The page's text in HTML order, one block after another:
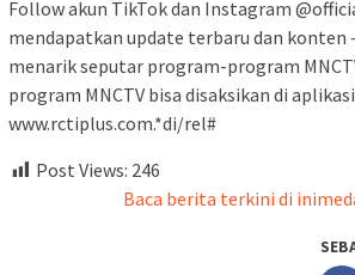
Follow akun TikTok dan Instagram
mendapatkan update terbaru dan konten
menarik seputar program-program
program MNCTV bisa disaksikan di
www.rctiplus.com.*di/rel#
Post Views: 246
Baca berita terkini di